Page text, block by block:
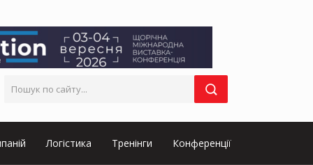
Логістика Тренінги Конференції